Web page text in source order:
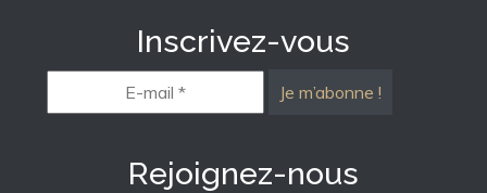
Inscrivez-vous
mail
*
Rejoignez-nous